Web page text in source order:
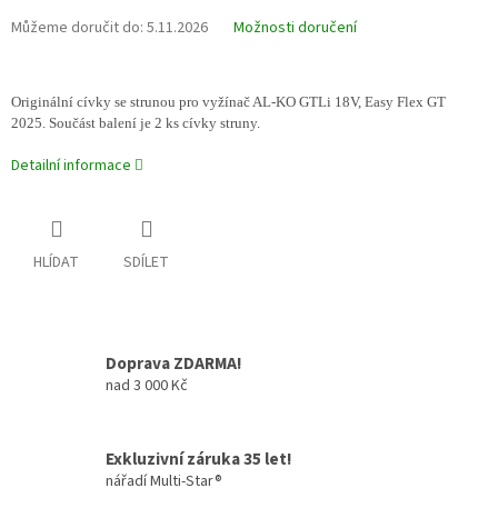
Můžeme doručit do: 5.11.2026 Možnosti doručení
Originální cívky se strunou pro vyžínač AL-KO GTLi 18V, Easy Flex GT
2025. Součást balení je 2 ks cívky struny.
Detailní informace
HLÍDAT SDÍLET
Doprava ZDARMA!
nad 3 000 Kč
Exkluzivní záruka 35 let!
nářadí Multi-Star®